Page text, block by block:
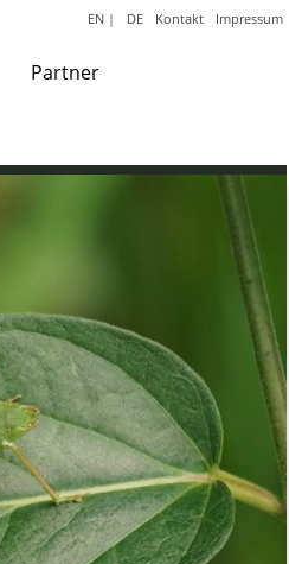
Partner
EN | DE Kontakt Impressum